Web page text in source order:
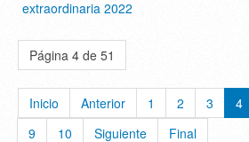
extraordinaria 2022
Página 4 de 51
Inicio Anterior 1 2 3 4
9
10 Siguiente Final